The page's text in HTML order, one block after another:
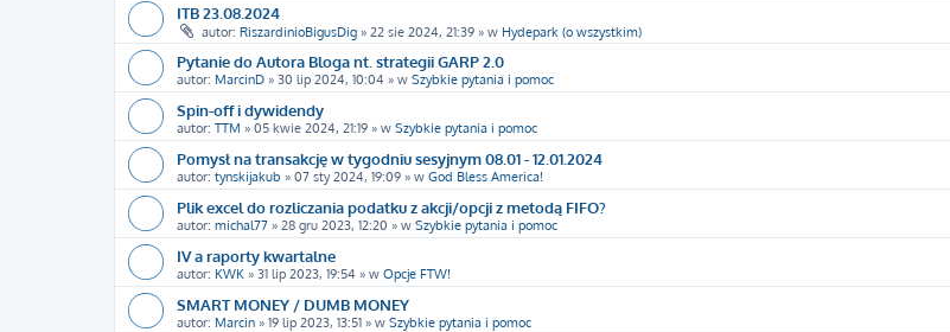
ITB 23.08.2024
autor: RiszardinioBigusDig » 22 sie 2024, 21:39 » w Hydepark (o wszystkim)
Pytanie do Autora Bloga nt. strategii GARP 2.0
autor: MarcinD » 30 lip 2024, 10:04 » w Szybkie pytania i pomoc
Spin-off i dywidendy
autor: TTM » 05 kwie 2024, 21:19 » w Szybkie pytania i pomoc
Pomysł na transakcję w tygodniu sesyjnym 08.01 - 12.01.2024
autor: tynskijakub » 07 sty 2024, 19:09 » w God Bless America!
Plik excel do rozliczania podatku z akcji/opcji z metodą FIFO?
autor: michal77 » 28 gru 2023, 12:20 » w Szybkie pytania i pomoc
IV a raporty kwartalne
autor: KWK » 31 lip 2023, 19:54 » w Opcje FTW!
SMART MONEY / DUMB MONEY
autor: Marcin » 19 lip 2023, 13:51 » w Szybkie pytania i pomoc